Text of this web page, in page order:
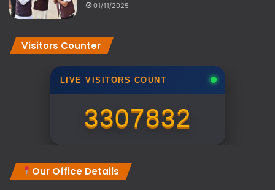
01/11/2025
Visitors Counter
LIVE VISITORS COUNT
3307832
Our Office Details